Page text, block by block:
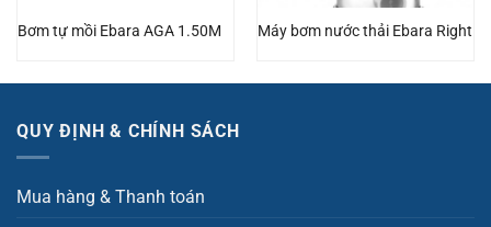
Bơm tự mồi Ebara AGA 1.50M Máy bơm nước thải Ebara Right
QUY ĐỊNH & CHÍNH SÁCH
Mua hàng & Thanh toán